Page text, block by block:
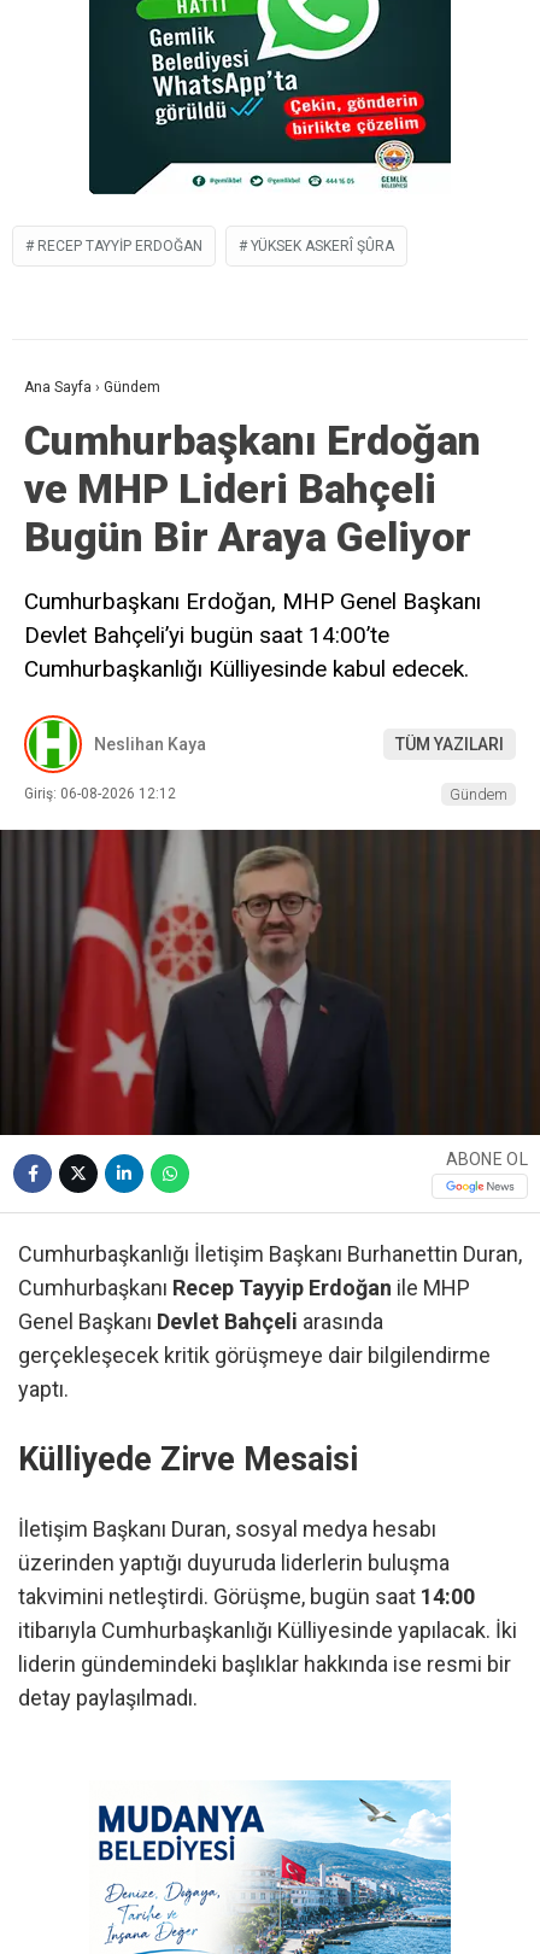
RECEP TAYYIP ERDOĞAN YÜKSEK ASKERÎ ŞÛRA
Ana Sayfa › Gündem
Cumhurbaşkanı Erdoğan
ve MHP Lideri Bahçeli
Bugün Bir Araya Geliyor
Cumhurbaşkanı Erdoğan, MHP Genel Başkanı
Devlet Bahçeli’yi bugün saat 14:00’te
Cumhurbaşkanlığı Külliyesinde kabul edecek.
Neslihan Kaya TÜM YAZILARI
Giriş: 06-08-2026 12:12 Gündem
ABONE OL
Cumhurbaşkanlığı İletişim Başkanı Burhanettin Duran,
Cumhurbaşkanı Recep Tayyip Erdoğan ile MHP
Genel Başkanı Devlet Bahçeli arasında
gerçekleşecek kritik görüşmeye dair bilgilendirme
yaptı.
Külliyede Zirve Mesaisi
İletişim Başkanı Duran, sosyal medya hesabı
üzerinden yaptığı duyuruda liderlerin buluşma
takvimini netleştirdi. Görüşme, bugün saat 14:00
itibarıyla Cumhurbaşkanlığı Külliyesinde yapılacak. İki
liderin gündemindeki başlıklar hakkında ise resmi bir
detay paylaşılmadı.